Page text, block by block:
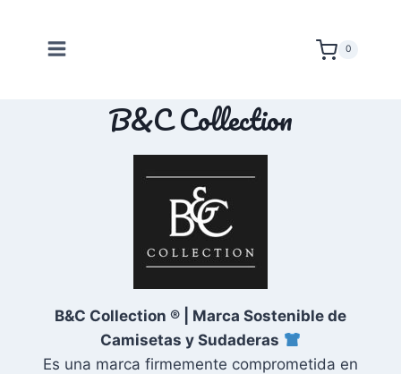
contenido
0
B&C Collection
B&C Collection ® | Marca Sostenible de
Camisetas y Sudaderas
Es una marca firmemente comprometida en